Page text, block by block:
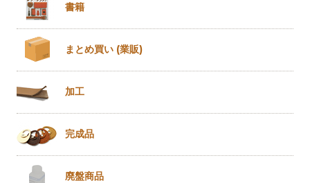
書籍
まとめ買い (業販)
加工
完成品
廃盤商品